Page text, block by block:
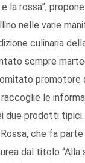
la rossa”,
nelle varie
culinaria
sempre
promotore
le
prodotti
che fa parte
dal titolo “Alla